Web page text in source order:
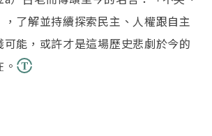
了解並持續探索民主、人權跟自主
能，或許才是這場歷史悲劇於今的